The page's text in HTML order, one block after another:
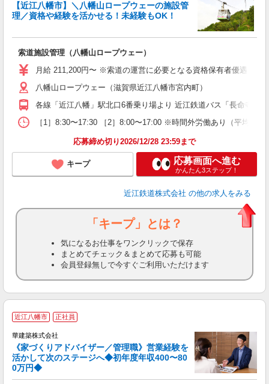
【近江八幡市】＼八幡山ロープウェーの施設管
理／資格や経験を活かせる！未経験もOK！
索道施設管理（八幡山ロープウェー）
月給 211,200円〜 ※索道の運営に必要となる資格保有者優遇 年収
八幡山ロープウェー（滋賀県近江八幡市宮内町）
各線「近江八幡」駅北口6番乗り場より 近江鉄道バス「長命寺
［1］8:30〜17:30 ［2］8:00〜17:00 ※時間外労働あり（平均月
応募締め切り2026/12/28 23:59まで
キープ 応募画面へ進む
かんたん3ステップ！
近江鉄道株式会社 の他の求人をみる
「キープ」とは？
気になるお仕事をワンクリックで保存
まとめてチェック＆まとめて応募も可能
会員登録無しで今すぐご利用いただけます
近江八幡市 正社員
華建築株式会社
《家づくりアドバイザー／管理職》営業経験を
活かして次のステージへ◆初年度年収400〜80
0万円◆